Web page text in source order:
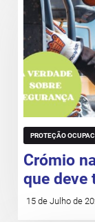
PROTEÇÃO
Crómio
que deve
15 de Julho de